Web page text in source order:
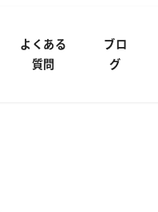
よくある
質問
ブロ
グ